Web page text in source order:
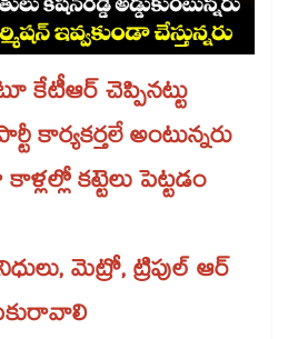
కేటీఆర్ చెప్పినట్టు
కార్యకర్తలే అంటున్నరు
కట్టెలు పెట్టడం
మెట్రో, ట్రిపుల్‌‌‌‌ ఆర్‌‌‌‌‌‌‌‌